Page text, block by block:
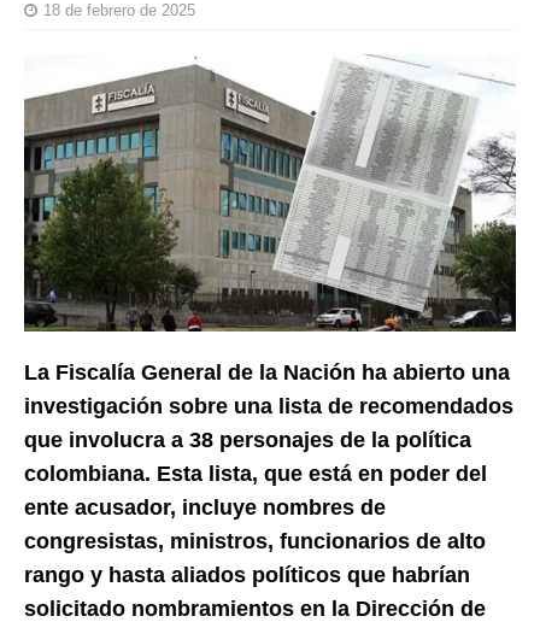
18 de febrero de 2025
La Fiscalía General de la Nación ha abierto una
investigación sobre una lista de recomendados
que involucra a 38 personajes de la política
colombiana. Esta lista, que está en poder del
ente acusador, incluye nombres de
congresistas, ministros, funcionarios de alto
rango y hasta aliados políticos que habrían
solicitado nombramientos en la Dirección de